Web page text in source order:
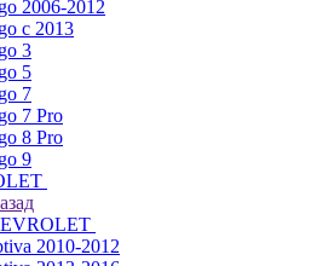
2006-2012
с 2013
3
5
7
7 Pro
8 Pro
9
2010-2012